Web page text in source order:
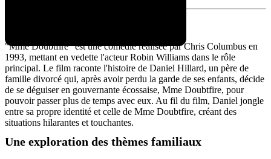
"Mme Doubtfire" est une comédie réalisée par Chris Columbus en
1993, mettant en vedette l'acteur Robin Williams dans le rôle
principal. Le film raconte l'histoire de Daniel Hillard, un père de
famille divorcé qui, après avoir perdu la garde de ses enfants, décide
de se déguiser en gouvernante écossaise, Mme Doubtfire, pour
pouvoir passer plus de temps avec eux. Au fil du film, Daniel jongle
entre sa propre identité et celle de Mme Doubtfire, créant des
situations hilarantes et touchantes.
Une exploration des thèmes familiaux